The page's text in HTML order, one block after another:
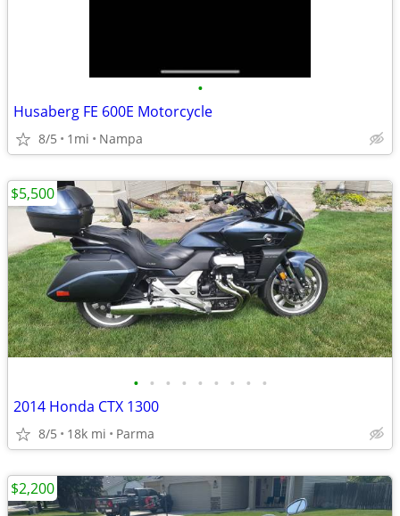
•
Husaberg FE 600E Motorcycle
8/5 1mi Nampa
• • • • • • • • •
2014 Honda CTX 1300
8/5 18k mi Parma
$5,500
$2,200